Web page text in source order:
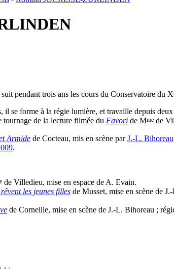
pendant trois ans les cours du Conservatoire du X
il se forme à la régie lumière, et travaille depuis deux
tournage de la lecture filmée du Favori de Mme de
Armide de Cocteau, mis en scène parJ.-L. Bihoreau
.
de Villedieu, mise en espace de A. Evain.
les jeunes filles de Musset, mise en scène de
de Corneille, mise en scène de J.-L. Bihoreau ;